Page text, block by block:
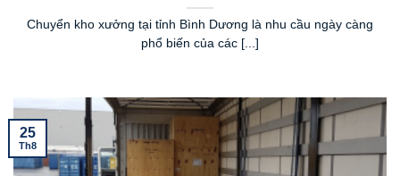
Chuyển kho xưởng tại tỉnh Bình Dương là nhu cầu ngày càng
phổ biến của các [...]
25
Th8